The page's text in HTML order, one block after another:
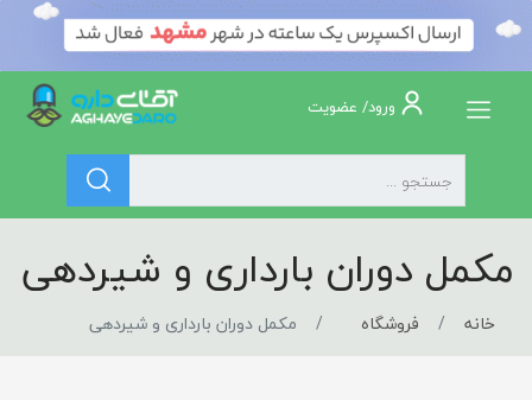
ورود/ عضویت
مکمل دوران بارداری و شیردهی
خانه فروشگاه مکمل دوران بارداری و شیردهی